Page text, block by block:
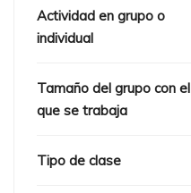
Actividad en grupo o
individual
Tamaño del grupo con el
que se trabaja
Tipo de clase